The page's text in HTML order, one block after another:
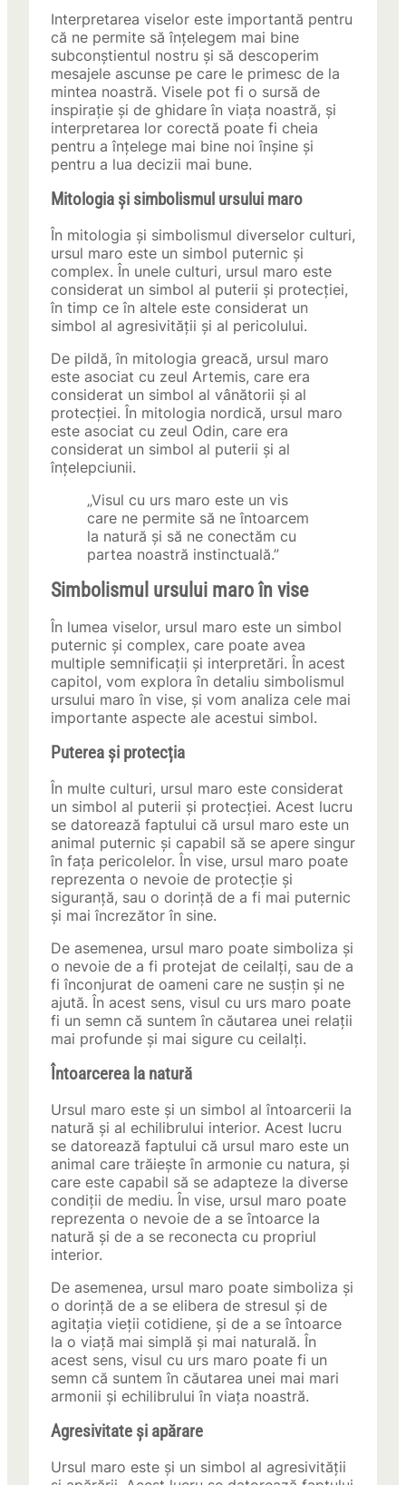
Interpretarea viselor este importantă pentru
că ne permite să înțelegem mai bine
subconștientul nostru și să descoperim
mesajele ascunse pe care le primesc de la
mintea noastră. Visele pot fi o sursă de
inspirație și de ghidare în viața noastră, și
interpretarea lor corectă poate fi cheia
pentru a înțelege mai bine noi înșine și
pentru a lua decizii mai bune.
Mitologia și simbolismul ursului maro
În mitologia și simbolismul diverselor culturi,
ursul maro este un simbol puternic și
complex. În unele culturi, ursul maro este
considerat un simbol al puterii și protecției,
în timp ce în altele este considerat un
simbol al agresivității și al pericolului.
De pildă, în mitologia greacă, ursul maro
este asociat cu zeul Artemis, care era
considerat un simbol al vânătorii și al
protecției. În mitologia nordică, ursul maro
este asociat cu zeul Odin, care era
considerat un simbol al puterii și al
înțelepciunii.
„Visul cu urs maro este un vis
care ne permite să ne întoarcem
la natură și să ne conectăm cu
partea noastră instinctuală.”
Simbolismul ursului maro în vise
În lumea viselor, ursul maro este un simbol
puternic și complex, care poate avea
multiple semnificații și interpretări. În acest
capitol, vom explora în detaliu simbolismul
ursului maro în vise, și vom analiza cele mai
importante aspecte ale acestui simbol.
Puterea și protecția
În multe culturi, ursul maro este considerat
un simbol al puterii și protecției. Acest lucru
se datorează faptului că ursul maro este un
animal puternic și capabil să se apere singur
în fața pericolelor. În vise, ursul maro poate
reprezenta o nevoie de protecție și
siguranță, sau o dorință de a fi mai puternic
și mai încrezător în sine.
De asemenea, ursul maro poate simboliza și
o nevoie de a fi protejat de ceilalți, sau de a
fi înconjurat de oameni care ne susțin și ne
ajută. În acest sens, visul cu urs maro poate
fi un semn că suntem în căutarea unei relații
mai profunde și mai sigure cu ceilalți.
Întoarcerea la natură
Ursul maro este și un simbol al întoarcerii la
natură și al echilibrului interior. Acest lucru
se datorează faptului că ursul maro este un
animal care trăiește în armonie cu natura, și
care este capabil să se adapteze la diverse
condiții de mediu. În vise, ursul maro poate
reprezenta o nevoie de a se întoarce la
natură și de a se reconecta cu propriul
interior.
De asemenea, ursul maro poate simboliza și
o dorință de a se elibera de stresul și de
agitația vieții cotidiene, și de a se întoarce
la o viață mai simplă și mai naturală. În
acest sens, visul cu urs maro poate fi un
semn că suntem în căutarea unei mai mari
armonii și echilibrului în viața noastră.
Agresivitate și apărare
Ursul maro este și un simbol al agresivității